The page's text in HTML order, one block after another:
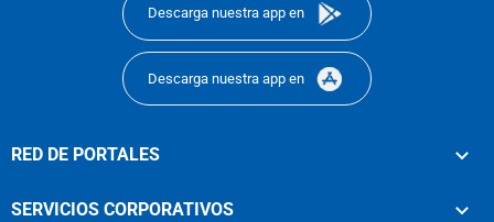
Descarga nuestra app en
Descarga nuestra app en
RED DE PORTALES
SERVICIOS CORPORATIVOS